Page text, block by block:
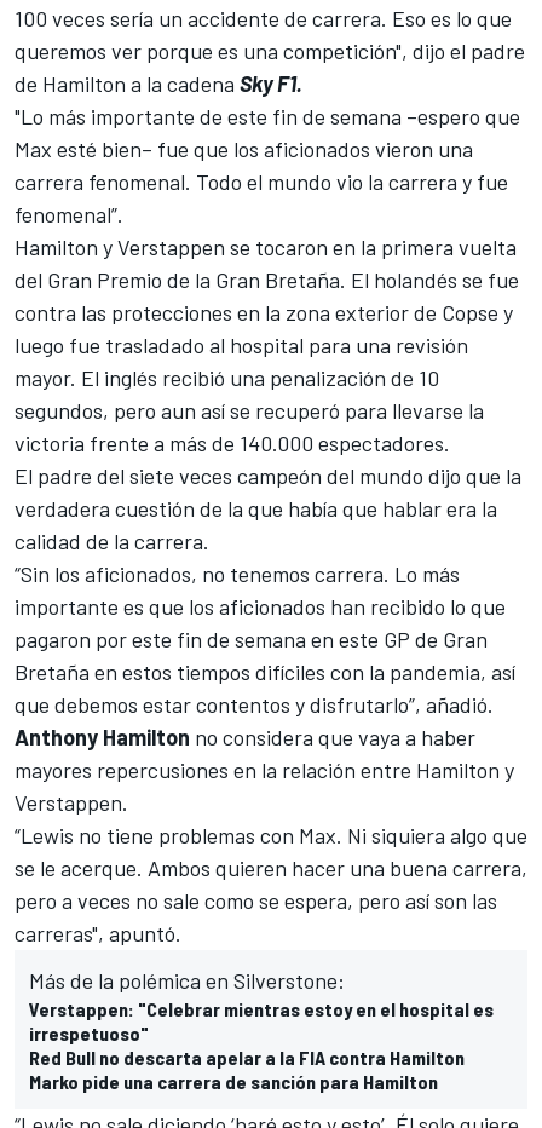
100 veces sería un accidente de carrera. Eso es lo que
queremos ver porque es una competición", dijo el padre
de Hamilton a la cadena Sky F1.
"Lo más importante de este fin de semana –espero que
Max esté bien– fue que los aficionados vieron una
carrera fenomenal. Todo el mundo vio la carrera y fue
fenomenal”.
Hamilton yVerstappen se tocaron en la primera vuelta
del Gran Premio de la Gran Bretaña. El holandés se fue
contra las protecciones en la zona exterior de Copse y
luego fue trasladado al hospital para una revisión
mayor. El inglés recibió una penalización de 10
segundos, pero aun así se recuperó para llevarse la
victoria frente a más de 140.000 espectadores.
El padre del siete veces campeón del mundo dijo que la
verdadera cuestión de la que había que hablar era la
calidad de la carrera.
“Sin los aficionados, no tenemos carrera. Lo más
importante es que los aficionados han recibido lo que
pagaron por este fin de semana en este GP de Gran
Bretaña en estos tiempos difíciles con la pandemia, así
que debemos estar contentos y disfrutarlo”, añadió.
Anthony Hamilton no considera que vaya a haber
mayores repercusiones en la relación entre Hamilton y
Verstappen.
“Lewis no tiene problemas con Max. Ni siquiera algo que
se le acerque. Ambos quieren hacer una buena carrera,
pero a veces no sale como se espera, pero así son las
carreras", apuntó.
Más de la polémica en Silverstone:
Verstappen: "Celebrar mientras estoy en el hospital es
irrespetuoso"
Red Bull no descarta apelar a la FIA contra Hamilton
Marko pide una carrera de sanción para Hamilton